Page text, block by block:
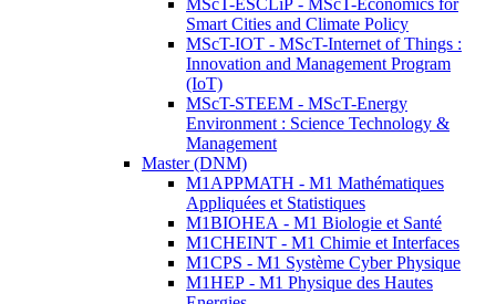
MScT-ESCLiP - MScT-Economics for
Smart Cities and Climate Policy
MScT-IOT - MScT-Internet of Things :
Innovation and Management Program
(IoT)
MScT-STEEM - MScT-Energy
Environment : Science Technology &
Management
Master (DNM)
M1APPMATH - M1 Mathématiques
Appliquées et Statistiques
M1BIOHEA - M1 Biologie et Santé
M1CHEINT - M1 Chimie et Interfaces
M1CPS - M1 Système Cyber Physique
M1HEP - M1 Physique des Hautes